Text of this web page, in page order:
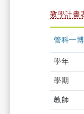
教學計畫
管科一
學年
學期
教師